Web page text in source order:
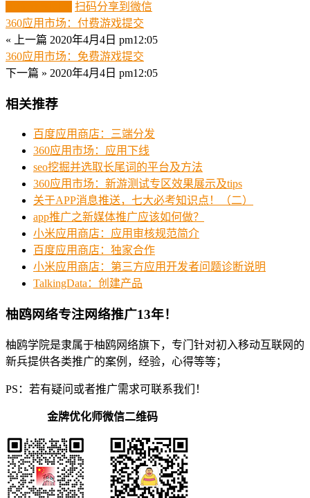
扫码分享到微信
360应用市场：付费游戏提交
« 上一篇 2020年4月4日 pm12:05
360应用市场：免费游戏提交
下一篇 » 2020年4月4日 pm12:05
相关推荐
百度应用商店：三端分发
360应用市场：应用下线
seo挖掘并选取长尾词的平台及方法
360应用市场：新游测试专区效果展示及tips
关于APP消息推送，七大必考知识点！（二）
app推广之新媒体推广应该如何做？
小米应用商店：应用审核规范简介
百度应用商店：独家合作
小米应用商店：第三方应用开发者问题诊断说明
TalkingData：创建产品
柚鸥网络专注网络推广13年！
柚鸥学院是隶属于柚鸥网络旗下，专门针对初入移动互联网的
新兵提供各类推广的案例，经验，心得等等；
PS：若有疑问或者推广需求可联系我们！
金牌优化师微信二维码